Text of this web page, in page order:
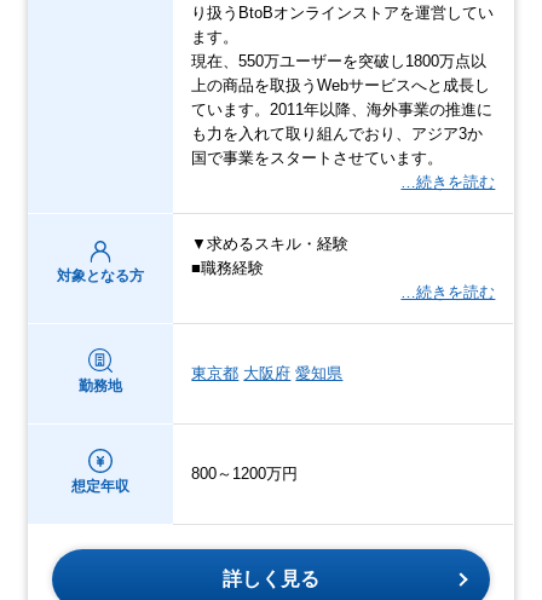
り扱うBtoBオンラインストアを運営してい
ます。
現在、550万ユーザーを突破し1800万点以
上の商品を取扱うWebサービスへと成長し
ています。2011年以降、海外事業の推進に
も力を入れて取り組んでおり、アジア3か
国で事業をスタートさせています。
…続きを読む
対象となる方
▼求めるスキル・経験
■職務経験
…続きを読む
勤務地
東京都 大阪府 愛知県
想定年収
800～1200万円
詳しく見る